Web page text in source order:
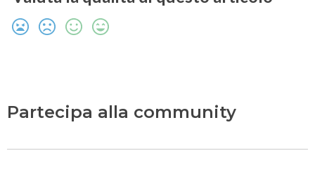
Partecipa alla community